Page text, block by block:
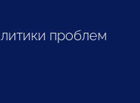
проблем